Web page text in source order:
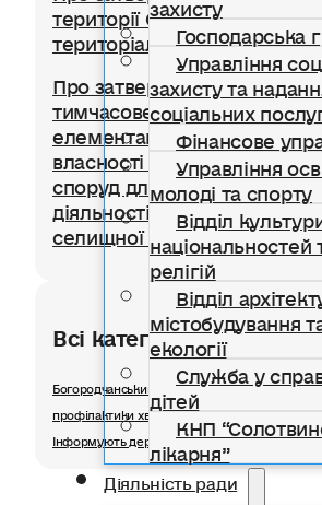
Господарська
Управління
захисту та
соціальних
Фінансове
Управління
молоді та спорту
Відділ
національностей
релігій
Відділ
містобудування
екології
Служба у
дітей
КНП
лікарня”
Діяльність ради
території Солотвинської
територіальної громади
Про затвердження
тимчасове користування
елементами благоустрою
власності для розміщення
споруд для провадження
діяльності на території
селищної територіальної
Всі категорії розділу
Богородчанський відділ ДУ «Івано-
профілактики хвороб Міністерства охорони
Інформують державні органи